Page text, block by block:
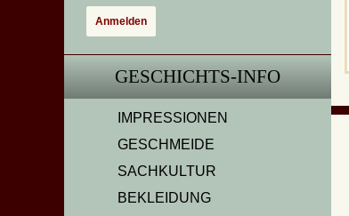
GESCHICHTS-INFO
IMPRESSIONEN
GESCHMEIDE
SACHKULTUR
BEKLEIDUNG